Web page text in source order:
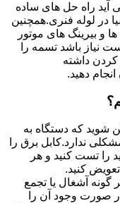
آید راه حل های ساده
در لوله فنری.همچنین
و بیرینگ های موتور
نیاز باشد تسمه را
کردن داشته
دهید.
شوید که دستگاه به
ندارد.کابل برق را
را تست کنید و هر
کنید.
گونه آشغال یا تجمع
صورت وجود آن را